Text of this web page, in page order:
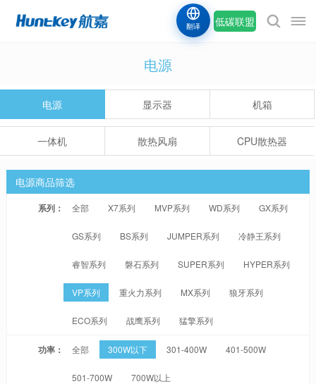
低碳联盟
翻译
电源
电源 显示器 机箱
一体机 散热风扇 CPU散热器
电源商品筛选
系列： 全部 X7系列 MVP系列 WD系列 GX系列
GS系列 BS系列 JUMPER系列 冷静王系列
睿智系列 磐石系列 SUPER系列 HYPER系列
VP系列 重火力系列 MX系列 狼牙系列
ECO系列 战鹰系列 猛擎系列
功率： 全部 300W以下 301-400W 401-500W
501-700W 700W以上